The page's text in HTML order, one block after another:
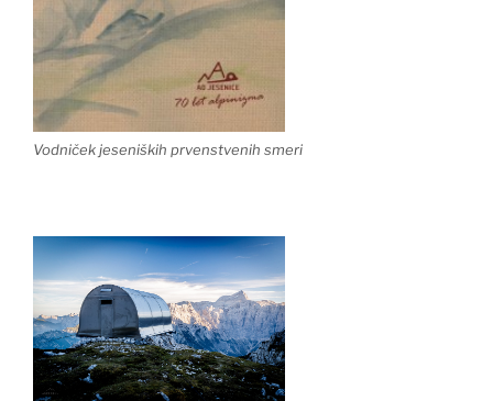
Vodniček jeseniških prvenstvenih smeri